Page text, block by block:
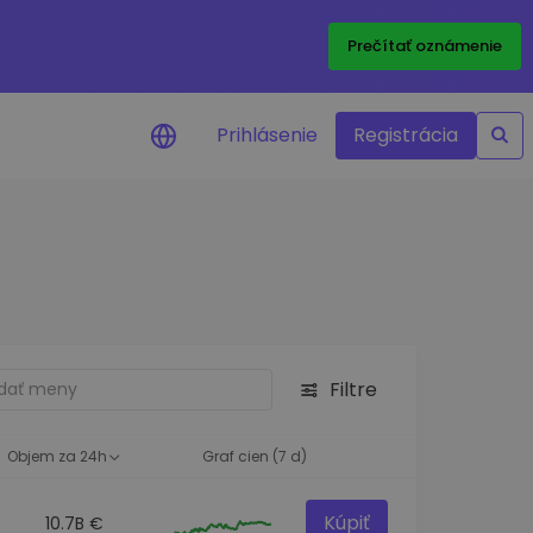
Prečítať oznámenie
príležitosti
pre optimálny
Prihlásenie Registrácia
Filtre
Objem za 24h Graf cien (7 d)
10.7B € Kúpiť